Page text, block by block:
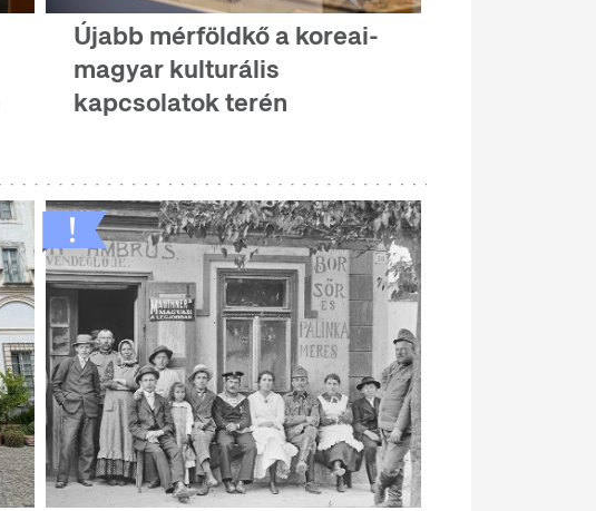
Újabb mérföldkő a koreai-
magyar kulturális
kapcsolatok terén